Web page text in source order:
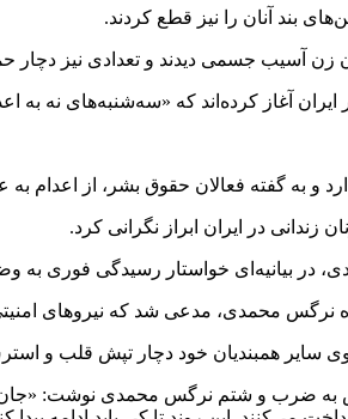
زن آسیب جسمی دیدند و تعدادی نیز
آغاز کرده‌اند که «سه‌شنبه‌های نه به
و به گفته فعالان حقوق بشر، از اعدام
در بیانیه‌ای خواستار رسیدگی فوری
محمدی، مدعی شد که نیروهای امنیتی
سایر همبندیان خود دچار تپش قلب و
به ضرب و شتم نرگس محمدی نوشت: